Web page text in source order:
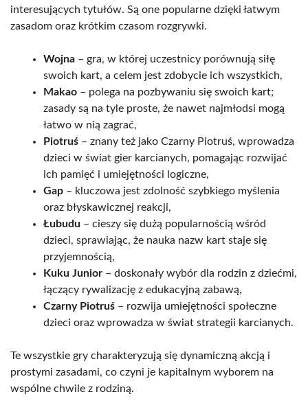
interesujących tytułów. Są one popularne dzięki łatwym
zasadom oraz krótkim czasom rozgrywki.
Wojna – gra, w której uczestnicy porównują siłę
swoich kart, a celem jest zdobycie ich wszystkich,
Makao – polega na pozbywaniu się swoich kart;
zasady są na tyle proste, że nawet najmłodsi mogą
łatwo w nią zagrać,
Piotruś – znany też jako Czarny Piotruś, wprowadza
dzieci w świat gier karcianych, pomagając rozwijać
ich pamięć i umiejętności logiczne,
Gap – kluczowa jest zdolność szybkiego myślenia
oraz błyskawicznej reakcji,
Łubudu – cieszy się dużą popularnością wśród
dzieci, sprawiając, że nauka nazw kart staje się
przyjemnością,
Kuku Junior – doskonały wybór dla rodzin z dziećmi,
łączący rywalizację z edukacyjną zabawą,
Czarny Piotruś – rozwija umiejętności społeczne
dzieci oraz wprowadza w świat strategii karcianych.
Te wszystkie gry charakteryzują się dynamiczną akcją i
prostymi zasadami, co czyni je kapitalnym wyborem na
wspólne chwile z rodziną.